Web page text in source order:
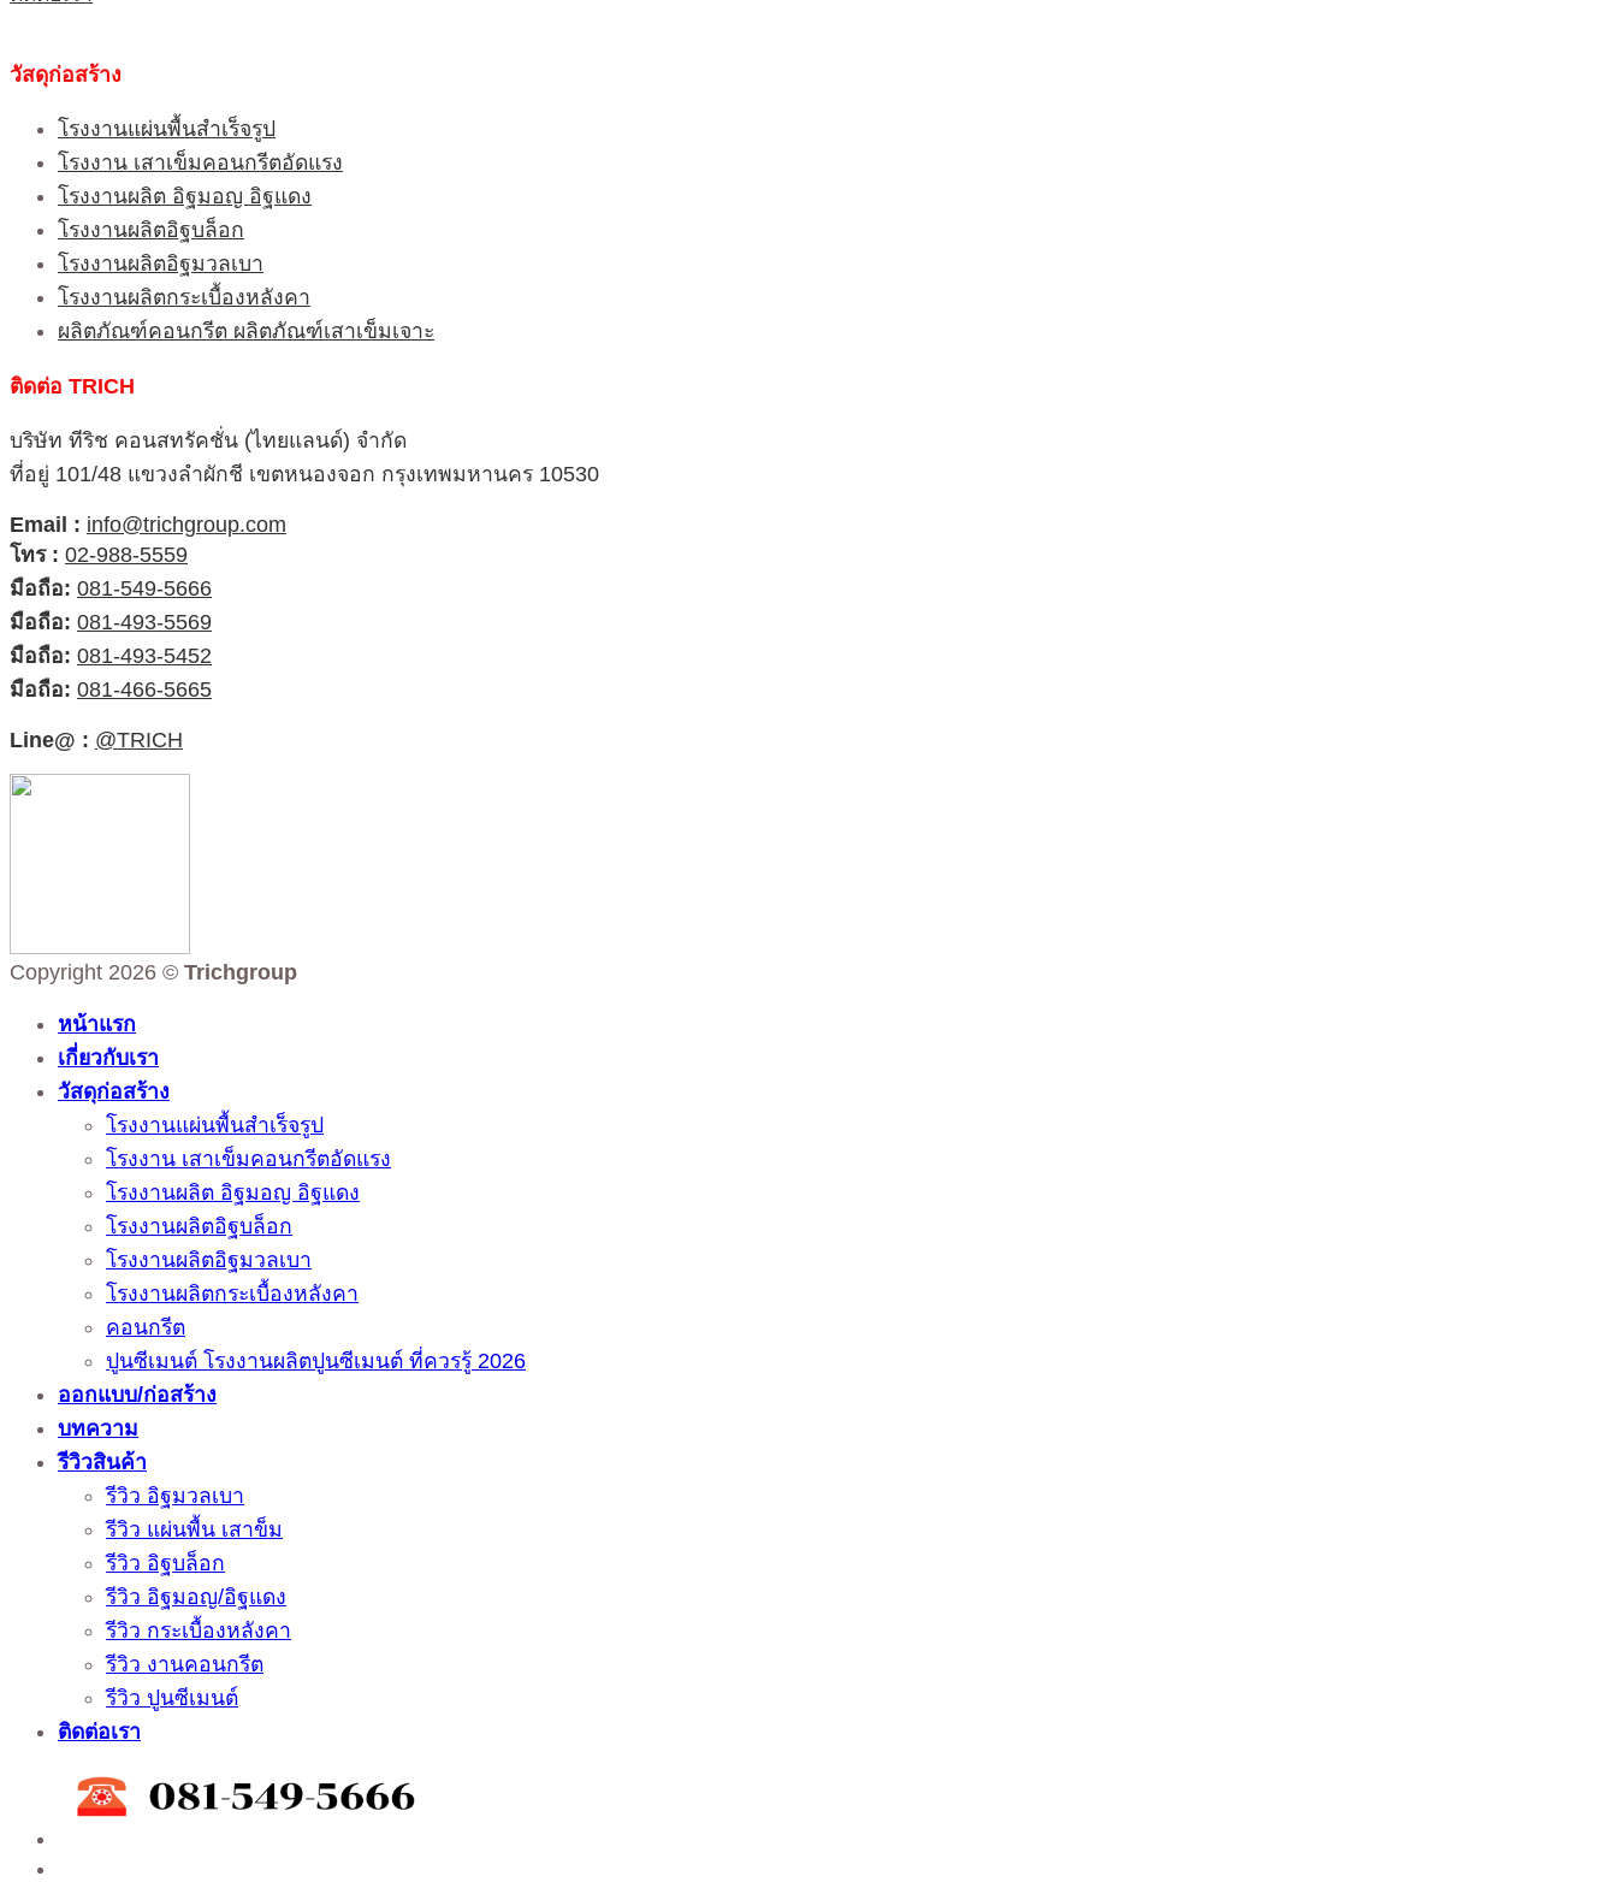
วัสดุก่อสร้าง
โรงงานแผ่นพื้นสำเร็จรูป
โรงงาน เสาเข็มคอนกรีตอัดแรง
โรงงานผลิต อิฐมอญ อิฐแดง
โรงงานผลิตอิฐบล็อก
โรงงานผลิตอิฐมวลเบา
โรงงานผลิตกระเบื้องหลังคา
ผลิตภัณฑ์คอนกรีต ผลิตภัณฑ์เสาเข็มเจาะ
ติดต่อ TRICH
บริษัท ทีริช คอนสทรัคชั่น (ไทยแลนด์) จำกัด
ที่อยู่ 101/48 แขวงลำผักชี เขตหนองจอก กรุงเทพมหานคร 10530
Email : info@trichgroup.com
โทร : 02-988-5559
มือถือ: 081-549-5666
มือถือ: 081-493-5569
มือถือ: 081-493-5452
มือถือ: 081-466-5665
Line@ : @TRICH
Copyright 2026 © Trichgroup
หน้าแรก
เกี่ยวกับเรา
วัสดุก่อสร้าง
โรงงานแผ่นพื้นสำเร็จรูป
โรงงาน เสาเข็มคอนกรีตอัดแรง
โรงงานผลิต อิฐมอญ อิฐแดง
โรงงานผลิตอิฐบล็อก
โรงงานผลิตอิฐมวลเบา
โรงงานผลิตกระเบื้องหลังคา
คอนกรีต
ปูนซีเมนต์ โรงงานผลิตปูนซีเมนต์ ที่ควรรู้ 2026
ออกแบบ/ก่อสร้าง
บทความ
รีวิวสินค้า
รีวิว อิฐมวลเบา
รีวิว แผ่นพื้น เสาข็ม
รีวิว อิฐบล็อก
รีวิว อิฐมอญ/อิฐแดง
รีวิว กระเบื้องหลังคา
รีวิว งานคอนกรีต
รีวิว ปูนซีเมนต์
ติดต่อเรา